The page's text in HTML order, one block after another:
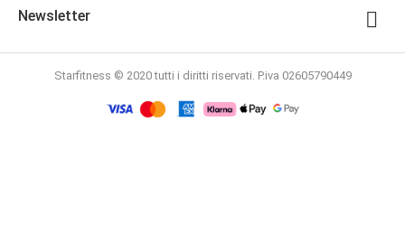
Newsletter 
Starfitness © 2020 tutti i diritti riservati. P.iva 02605790449